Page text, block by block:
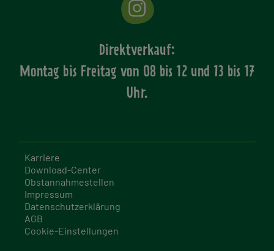
Direktverkauf:
Montag bis Freitag von 08 bis 12 und 13 bis 17
Uhr.
Karriere
Download-Center
Obstannahmestellen
Impressum
Datenschutzerklärung
AGB
Cookie-Einstellungen